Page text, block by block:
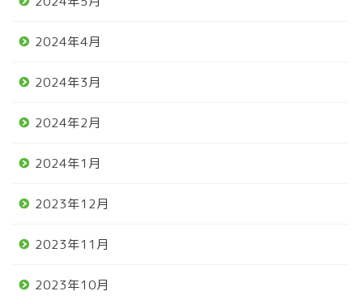
2024年4月
2024年3月
2024年2月
2024年1月
2023年12月
2023年11月
2023年10月